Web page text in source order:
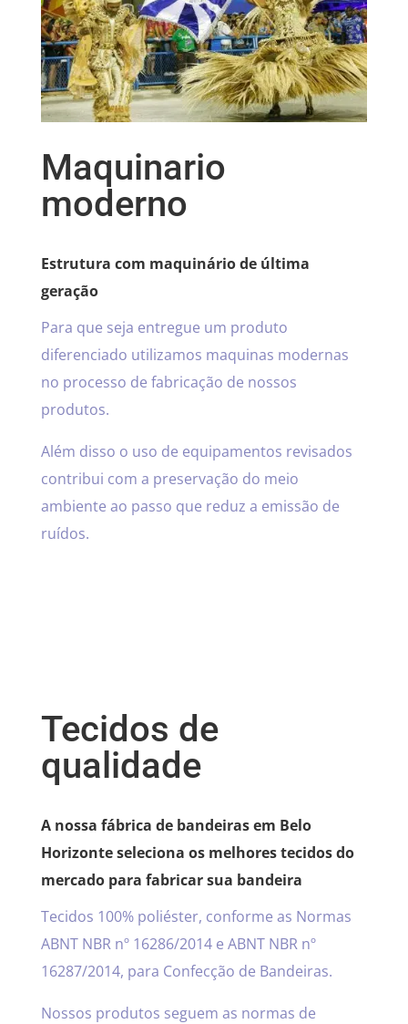
Maquinario
moderno
Estrutura com maquinário de última
geração
Para que seja entregue um produto
diferenciado utilizamos maquinas modernas
no processo de fabricação de nossos
produtos.
Além disso o uso de equipamentos revisados
contribui com a preservação do meio
ambiente ao passo que reduz a emissão de
ruídos.
Tecidos de
qualidade
A nossa fábrica de bandeiras em Belo
Horizonte seleciona os melhores tecidos do
mercado para fabricar sua bandeira
Tecidos 100% poliéster, conforme as Normas
ABNT NBR nº 16286/2014 e ABNT NBR nº
16287/2014, para Confecção de Bandeiras.
Nossos produtos seguem as normas de